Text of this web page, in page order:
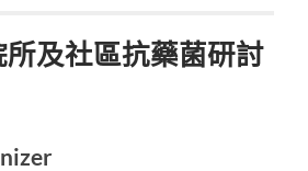
及社區抗藥菌研討